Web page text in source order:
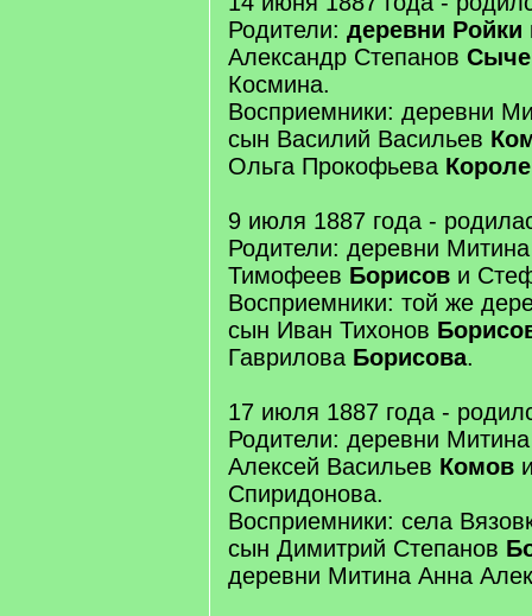
Родители: деревни Ройки
Александр Степанов
Космина.
Восприемники: деревни
сын Василий Васильев
Ольга Прокофьева
9 июля 1887 года -
Родители: деревни
Тимофеев Борисов и
Восприемники: той же
сын Иван Тихонов
Гаврилова Борисова.
17 июля 1887 года -
Родители: деревни Митина
Алексей Васильев Комов
Спиридонова.
Восприемники: села
сын Димитрий Степанов
деревни Митина Анна